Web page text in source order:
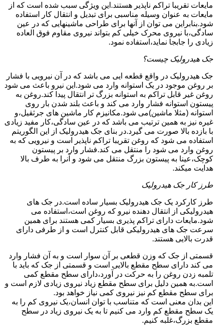
مایعات تقریبا تراکم ناپذیر هستند.این ویژگی سبب شده است که از
مایعات به عنوان وسیله مناسبی برای تبدیل و انتقال کار استفاده
شود.بنابراین می توان از آنها برای طراحی ماشینهایی که در عین
سادگی،با نیروی محرک خیلی کم بتواند نیروی مقاوم فوق العاده
زیادی را جابجا نماید،استفاده نمود.
جک هیدرولیک چیست؟
جک هیدرولیک در واقع قطعه ایی می باشد که در آن نیرویی با فشار
بر روغن موجود در یک استوانه وارد می شود.این نیرو باعث می شود
روغن غیر قابل تراکم به استوانه بزرگ تر انتقال پیدا کند.روغن به
پیستون استوانه فشار وارد می کند و باعث بلند شدن بار روی
استوانه (مثلا ماشین)می شود.مکانیزم کار ماشین های جرثقیل،و
غیره نیز به همین ترتیب می باشد که در عین سادگی،کار مفید زیادی
با بازده بالا صورت می گیرد.در بنای جک هیدرولیک از این الگوریتم
استفاده می شود که روغن تقریبا تراکم ناپذیر است و نیرویی که به
روغن وارد می شود را منتقل می کند.فشار وارد بر پیستون
کوچک،عینا به پیستون بزرگ منتقل می شود و آنرا به طرف بالا
هدایت میکند.
طرز کار جک هیدرولیک
طرز کارکرد یک جک هیدرولیک بسیار ساده است.در جک های
هیدرولیکی از انتقال دهنده نیرو که روغن است،استفاده می
شود.مایعات دارای تراکم پذیری بسیار کمی هستند برای همین
سرعت جک های هیدرولیکی قابل کنترل است و از طرفی دارای
قدرت بالایی هستند.
قسمتی از جک که وزن قطعی بر آن سوار است و به آن فشار وارد
می کند دارای سطح مقطع بالایی است و قسمتی از جک که باید با
تلمبه زدن روغن را به حرکت در آورد،دارای سطح مقطع کمی
است.به همین دلیل برای سطح مقطع زیاد نیروی زیادی لازم است و
برای سطح مقطع کم نیز نیروی کمی نیاز خواهد بود.
این بدان معنی است که متناسب با توان انسان،یک نیروی کم را به
یک سطح مقطع کم وارد می کنیم تا به یک نیروی زیاد در سطح
مقطع بزرگ،غلبه کنیم.